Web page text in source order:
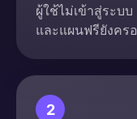
ผู้ใช้ไม่เข้าสู่ระบ
และแผนฟรียังคร
2